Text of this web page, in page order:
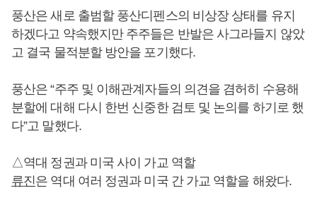
풍산은 새로 출범할 풍산디펜스의 비상장 상태를 유지
하겠다고 약속했지만 주주들은 반발은 사그라들지 않았
고 결국 물적분할 방안을 포기했다.
풍산은 “주주 및 이해관계자들의 의견을 겸허히 수용해
분할에 대해 다시 한번 신중한 검토 및 논의를 하기로 했
다”고 말했다.
△역대 정권과 미국 사이 가교 역할
류진은 역대 여러 정권과 미국 간 가교 역할을 해왔다.